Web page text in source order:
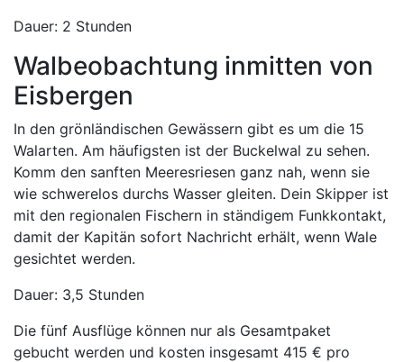
Dauer: 2 Stunden
Walbeobachtung inmitten von
Eisbergen
In den grönländischen Gewässern gibt es um die 15
Walarten. Am häufigsten ist der Buckelwal zu sehen.
Komm den sanften Meeresriesen ganz nah, wenn sie
wie schwerelos durchs Wasser gleiten. Dein Skipper ist
mit den regionalen Fischern in ständigem Funkkontakt,
damit der Kapitän sofort Nachricht erhält, wenn Wale
gesichtet werden.
Dauer: 3,5 Stunden
Die fünf Ausflüge können nur als Gesamtpaket
gebucht werden und kosten insgesamt 415 € pro